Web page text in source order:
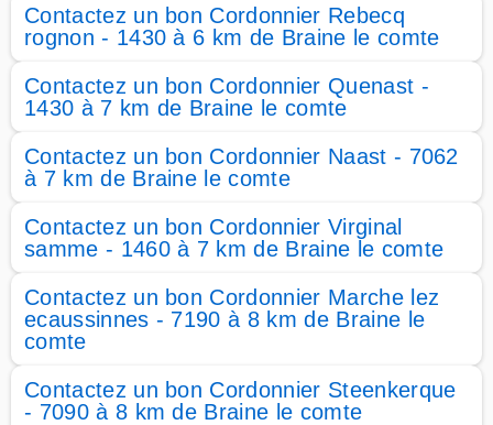
Contactez un bon Cordonnier Rebecq
rognon - 1430 à 6 km de Braine le comte
Contactez un bon Cordonnier Quenast -
1430 à 7 km de Braine le comte
Contactez un bon Cordonnier Naast - 7062
à 7 km de Braine le comte
Contactez un bon Cordonnier Virginal
samme - 1460 à 7 km de Braine le comte
Contactez un bon Cordonnier Marche lez
ecaussinnes - 7190 à 8 km de Braine le
comte
Contactez un bon Cordonnier Steenkerque
- 7090 à 8 km de Braine le comte